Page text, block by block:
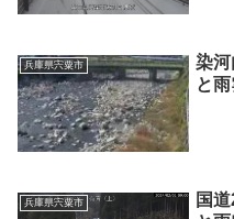
兵庫県宍粟市
染河
と
兵庫県宍粟市
国